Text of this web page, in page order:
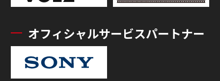
オフィシャルサービスパートナー